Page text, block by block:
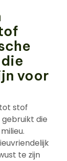
voor
stof
die
te zijn